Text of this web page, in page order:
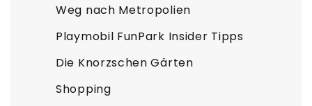
Weg nach Metropolien
Playmobil FunPark Insider Tipps
Die Knorzschen Gärten
Shopping